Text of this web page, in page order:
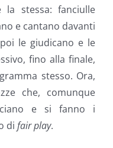
stessa: fanciulle
e cantano davanti
le giudicano e le
fino alla finale,
stesso. Ora,
che, comunque
e si fanno i
di fair play.